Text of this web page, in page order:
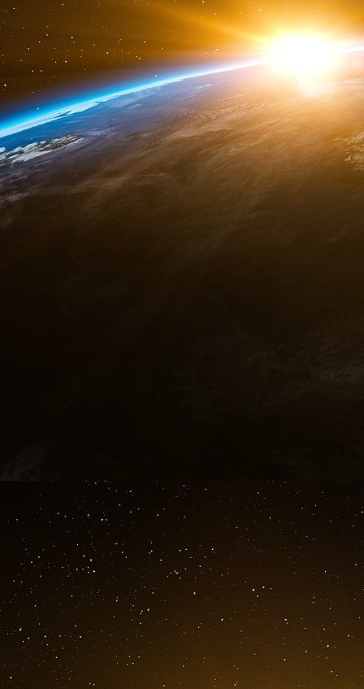
incapables d’acheminer leur production par
saturées, des pays comme l’Irak ont
de 70 %.
Les niveaux du prix du pétrole
l’invasion de l’Ukraine par la Russie (150
ce niveau soit atteint rapidement.
Impact plus « modéré » pour le gaz
Autre carburant dont le prix s’envole, avec
tarifaire » comme cela avait été le cas lors
avoir de visibilité sur la durée du conflit. Il
déclaré ce matin la porte-parole du
Bregeon.
L’agriculture frappée de plein fouet
Cette crise est également un nouveau coup
elle intervient à une période de sortie
GNR (gasoil non routier) a augmenté la
grève les coûts de production notamment